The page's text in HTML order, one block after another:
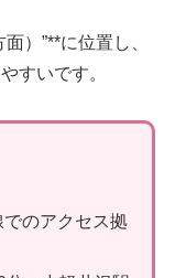
）”**に位置し、
すいです。
でのアクセス拠